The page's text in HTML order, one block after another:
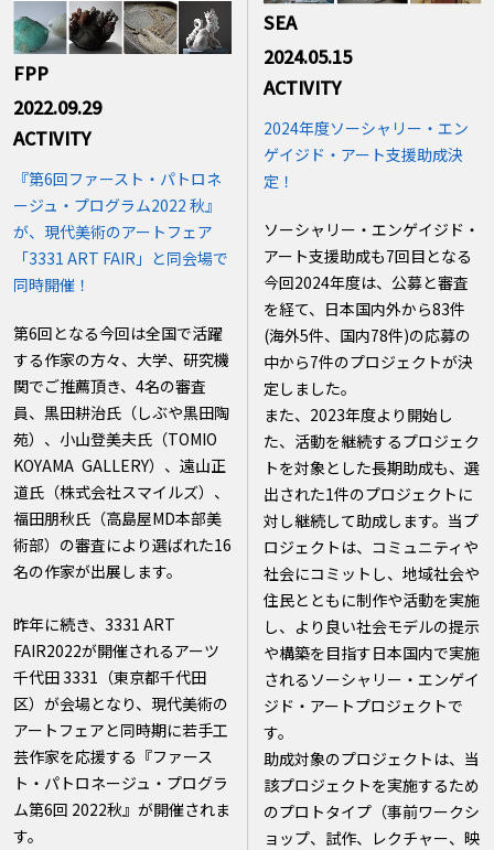
FPP
2022.09.29
ACTIVITY
『第6回ファースト・パトロネ
ージュ・プログラム2022 秋』
が、現代美術のアートフェア
「3331 ART FAIR」と同会場で
同時開催！
第6回となる今回は全国で活躍
する作家の方々、大学、研究機
関でご推薦頂き、4名の審査
員、黒田耕治氏（しぶや黒田陶
苑）、小山登美夫氏（TOMIO
KOYAMA GALLERY）、遠山正
道氏（株式会社スマイルズ）、
福田朋秋氏（高島屋MD本部美
術部）の審査により選ばれた16
名の作家が出展します。
昨年に続き、3331 ART
FAIR2022が開催されるアーツ
千代田 3331（東京都千代田
区）が会場となり、現代美術の
アートフェアと同時期に若手工
芸作家を応援する『ファース
ト・パトロネージュ・プログラ
ム第6回 2022秋』が開催されま
す。
SEA
2024.05.15
ACTIVITY
2024年度ソーシャリー・エン
ゲイジド・アート支援助成決
定！
ソーシャリー・エンゲイジド・
アート支援助成も7回目となる
今回2024年度は、公募と審査
を経て、日本国内外から83件
(海外5件、国内78件)の応募の
中から7件のプロジェクトが決
定しました。
また、2023年度より開始し
た、活動を継続するプロジェク
トを対象とした長期助成も、選
出された1件のプロジェクトに
対し継続して助成します。当プ
ロジェクトは、コミュニティや
社会にコミットし、地域社会や
住民とともに制作や活動を実施
し、より良い社会モデルの提示
や構築を目指す日本国内で実施
されるソーシャリー・エンゲイ
ジド・アートプロジェクトで
す。
助成対象のプロジェクトは、当
該プロジェクトを実施するため
のプロトタイプ（事前ワークシ
ョップ、試作、レクチャー、映